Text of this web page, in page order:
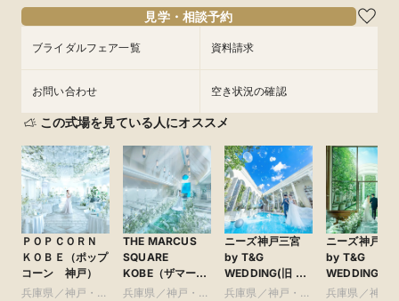
見学・相談予約
ブライダルフェア一覧 資料請求
お問い合わせ 空き状況の確認
この式場を見ている人にオススメ
ＰＯＰＣＯＲＮ
ＫＯＢＥ（ポップ
コーン 神戸）
兵庫県／神戸・淡
THE MARCUS
SQUARE
KOBE（ザマーカ
ススクエアコウ
兵庫県／神戸・淡
ニーズ神戸三宮
by T&G
WEDDING(旧 ベ
イサイド迎賓館
兵庫県／神戸・淡
ニーズ神戸山
by T&G
WEDDING(旧
手迎賓館 神戸)
兵庫県／神戸